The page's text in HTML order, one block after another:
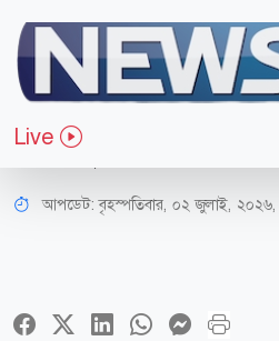
Live
আইন-বিচার
হাইকোর্টে একদিনে
৪১১ পুরাতন মামলা
আপডেট: বৃহস্পতিবার, ০২ জুলাই,